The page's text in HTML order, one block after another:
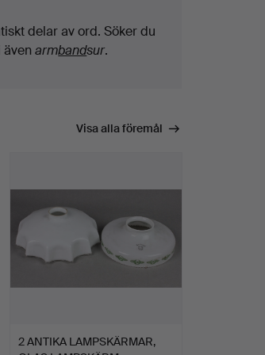
delar av ord. Söker du
ävenarmbandsur.
Visa alla föremål
2 ANTIKA LAMPSKÄRMAR,